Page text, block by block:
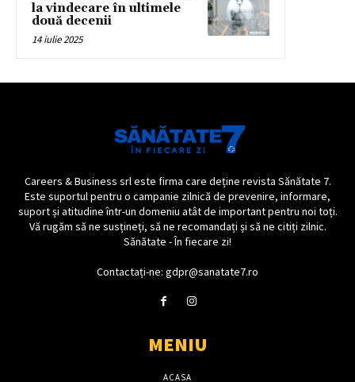
la vindecare în ultimele
două decenii
14 iulie 2025
Careers & Business srl este firma care deține revista Sănătate 7.
Este suportul pentru o campanie zilnică de prevenire, informare,
suport și atitudine într-un domeniu atât de important pentru noi toți.
Vă rugăm să ne susțineți, să ne recomandați și să ne citiți zilnic.
Sănătate - În fiecare zi!
Contactați-ne: gdpr@sanatate7.ro
MENIU
ACASA